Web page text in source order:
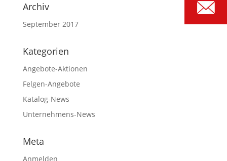
Archiv
September 2017
Kategorien
Angebote-Aktionen
Felgen-Angebote
Katalog-News
Unternehmens-News
Meta
Anmelden